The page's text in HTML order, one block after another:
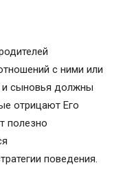
с ними или
и сыновья должны
отрицают Его
полезно
поведения.